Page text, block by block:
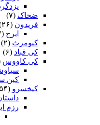
ضحاک (۷)
فریدون (۲۶)
ایرج (۷)
کیومرث (۲)
کی قباد (۶)
کی کاووس
کین
کیخسرو (۲۵۴)
رزم